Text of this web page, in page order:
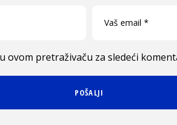
ovom pretraživaču za sledeći